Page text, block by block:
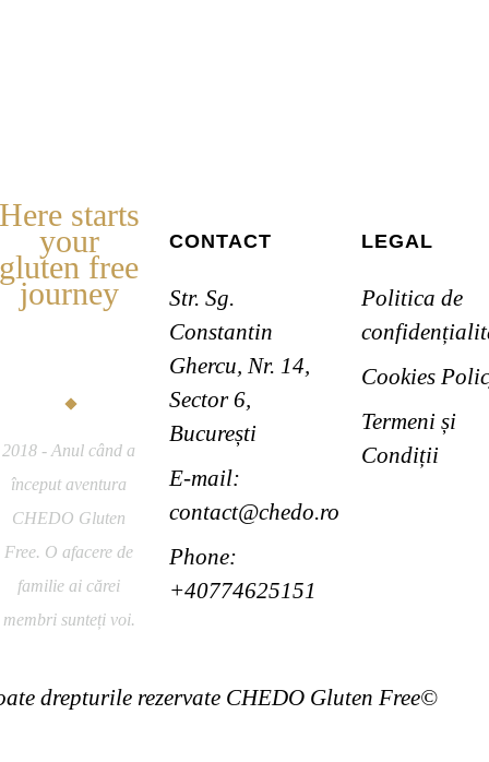
starts
your
gluten free
journey
2018 - Anul când a
început aventura
CHEDO Gluten
Free. O afacere de
familie ai cărei
membri sunteți voi.
CONTACT
Str. Sg.
Constantin
Ghercu, Nr. 14,
Sector 6,
București
E-mail:
contact@chedo.ro
Phone:
+40774625151
LEGAL
Politica de
Cookies
Termeni și
Condiții
drepturile rezervate CHEDO Gluten Free©